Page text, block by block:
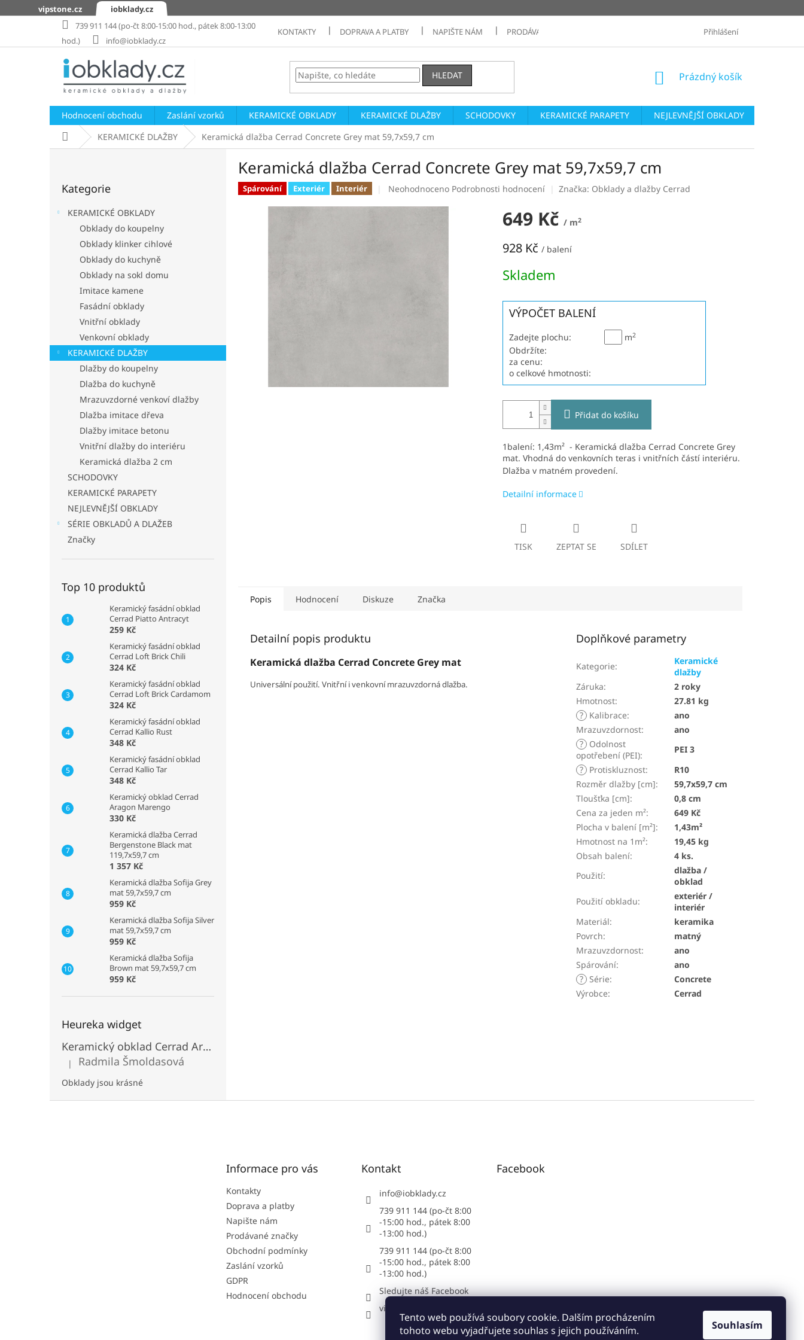
Tento web používá soubory cookie. Dalším procházením
tohoto webu vyjadřujete souhlas s jejich používáním.
Souhlasím
na
vipstone.cz
iobklady.cz
739 911 144 (po-čt 8:00-15:00 hod., pátek 8:00-13:00
hod.)
info@iobklady.cz
KONTAKTY DOPRAVA A PLATBY NAPIŠTE NÁM PRODÁVANÉ ZNAČKY ZASLÁNÍ VZORKŮ
Přihlášení
HLEDAT
NÁKUPNÍ
Prázdný košík
Hodnocení obchodu Zaslání vzorků KERAMICKÉ OBKLADY KERAMICKÉ DLAŽBY SCHODOVKY KERAMICKÉ PARAPETY NEJLEVNĚJŠÍ OBKLADY
Domů KERAMICKÉ DLAŽBY Keramická dlažba Cerrad Concrete Grey mat 59,7x59,7 cm
kategorie
Kategorie
KERAMICKÉ OBKLADY
Obklady do koupelny
Obklady klinker cihlové
Obklady do kuchyně
Obklady na sokl domu
Imitace kamene
Fasádní obklady
Vnitřní obklady
Venkovní obklady
KERAMICKÉ DLAŽBY
Dlažby do koupelny
Dlažba do kuchyně
Mrazuvzdorné venkoví dlažby
Dlažba imitace dřeva
Dlažby imitace betonu
Vnitřní dlažby do interiéru
Keramická dlažba 2 cm
SCHODOVKY
KERAMICKÉ PARAPETY
NEJLEVNĚJŠÍ OBKLADY
SÉRIE OBKLADŮ A DLAŽEB
Značky
Top 10 produktů
Keramický fasádní obklad
Cerrad Piatto Antracyt
259 Kč
Keramický fasádní obklad
Cerrad Loft Brick Chili
324 Kč
Keramický fasádní obklad
Cerrad Loft Brick Cardamom
324 Kč
Keramický fasádní obklad
Cerrad Kallio Rust
348 Kč
Keramický fasádní obklad
Cerrad Kallio Tar
348 Kč
Keramický obklad Cerrad
Aragon Marengo
330 Kč
Keramická dlažba Cerrad
Bergenstone Black mat
119,7x59,7 cm
1 357 Kč
Keramická dlažba Sofija Grey
mat 59,7x59,7 cm
959 Kč
Keramická dlažba Sofija Silver
mat 59,7x59,7 cm
959 Kč
Keramická dlažba Sofija
Brown mat 59,7x59,7 cm
959 Kč
Heureka widget
Keramický obklad Cerrad Aragon Savana
Hodnocení produktu je 5 z 5 hvězdiček.
| Radmila Šmoldasová
Obklady jsou krásné
Keramická dlažba Cerrad Concrete Grey mat 59,7x59,7 cm
Spárování Exteriér Interiér
Průměrné
Neohodnoceno Podrobnosti hodnocení Značka: Obklady a dlažby Cerrad
649 Kč / m2
928 Kč / balení
cena:
Skladem
VÝPOČET BALENÍ
Zadejte plochu: m2
Obdržíte:
za cenu:
o celkové hmotnosti:
Přidat do košíku
1balení: 1,43m² - Keramická dlažba Cerrad Concrete Grey
mat. Vhodná do venkovních teras i vnitřních částí interiéru.
Dlažba v matném provedení.
Detailní informace
TISK ZEPTAT SE SDÍLET
Popis Hodnocení Diskuze Značka
Detailní popis produktu
Keramická dlažba Cerrad Concrete Grey mat
Universální použití. Vnitřní i venkovní mrazuvzdorná dlažba.
Doplňkové parametry
Kategorie:
Keramické
dlažby
Záruka:
2 roky
Hmotnost:
27.81 kg
? Kalibrace:
ano
Mrazuvzdornost:
ano
? Odolnost
opotřebení (PEI):
PEI 3
? Protiskluznost:
R10
Rozměr dlažby [cm]:
59,7x59,7 cm
Tloušťka [cm]:
0,8 cm
Cena za jeden m²:
649 Kč
Plocha v balení [m²]:
1,43m²
Hmotnost na 1m²:
19,45 kg
Obsah balení:
4 ks.
Použití:
dlažba /
obklad
Použití obkladu:
exteriér /
interiér
Materiál:
keramika
Povrch:
matný
Mrazuvzdornost:
ano
Spárování:
ano
? Série:
Concrete
Výrobce: Cerrad
Informace pro vás
Kontakty
Doprava a platby
Napište nám
Prodávané značky
Obchodní podmínky
Zaslání vzorků
GDPR
Hodnocení obchodu
Kontakt
info@iobklady.cz
739 911 144 (po-čt 8:00
-15:00 hod., pátek 8:00
-13:00 hod.)
739 911 144 (po-čt 8:00
-15:00 hod., pátek 8:00
-13:00 hod.)
Sledujte náš Facebook
vipstonecz
Facebook